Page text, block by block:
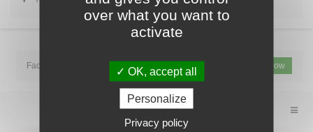
Facebook is disabled. Allow Twitter is disabled. Allow
over what you want to
activate
OK, accept all
Personalize
Privacy policy